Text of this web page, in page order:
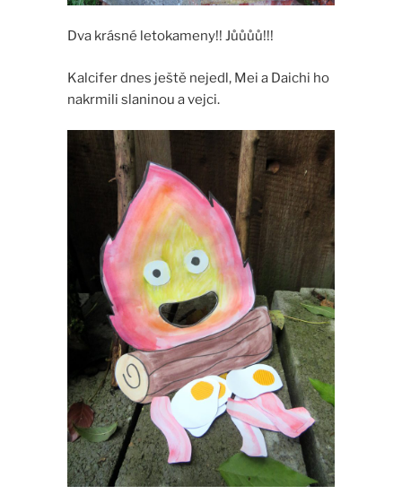
Dva krásné letokameny!! Jůůůů!!!
Kalcifer dnes ještě nejedl, Mei a Daichi ho
nakrmili slaninou a vejci.